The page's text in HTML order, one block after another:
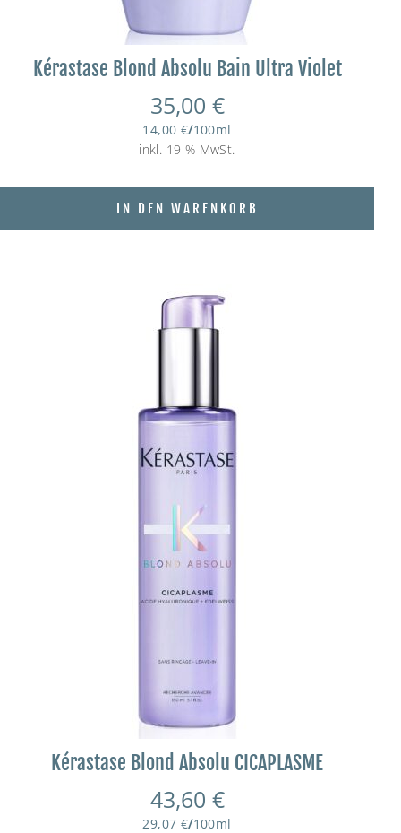
Kérastase Blond Absolu Bain Ultra Violet
35,00 €
14,00 €/100ml
inkl. 19 % MwSt.
IN DEN WARENKORB
Kérastase Blond Absolu CICAPLASME
43,60 €
29,07 €/100ml